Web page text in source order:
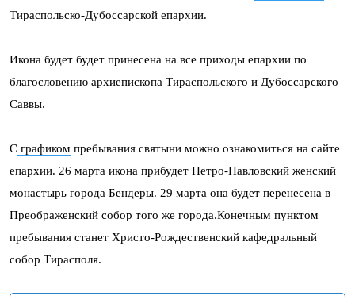
Тираспольско-Дубоссарской епархии.
Икона будет будет принесена на все приходы епархии по
благословению архиепископа Тираспольского и Дубоссарского
Саввы.
С графиком пребывания святыни можно ознакомиться на сайте
епархии. 26 марта икона прибудет Петро-Павловский женский
монастырь города Бендеры. 29 марта она будет перенесена в
Преображенский собор того же города.Конечным пунктом
пребывания станет Христо-Рождественский кафедральный
собор Тирасполя.